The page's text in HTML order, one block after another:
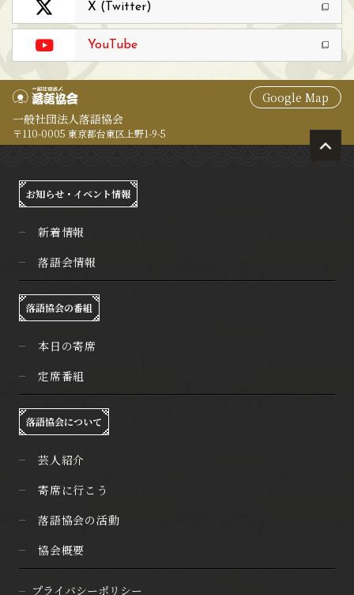
X (Twitter)
YouTube
Google Map
一般社団法人落語協会
〒110-0005 東京都台東区上野1-9-5
お知らせ・イベント情報
新着情報
落語会情報
落語協会の番組
本日の寄席
定席番組
落語協会について
芸人紹介
寄席に行こう
落語協会の活動
協会概要
プライバシーポリシー